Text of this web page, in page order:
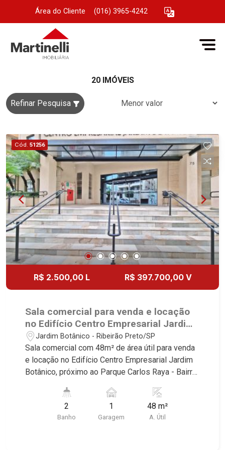
Área do Cliente (016) 3965-4242
20 IMÓVEIS
Refinar Pesquisa
Cód. 51256
R$ 2.500,00 L R$ 397.700,00 V
Sala comercial para venda e locação
no Edifício Centro Empresarial Jardim
Botânico, próximo ao Parque Carlos
Raya - Ribeirão Preto/SP.
Jardim Botânico - Ribeirão Preto/SP
Sala comercial com 48m² de área útil para venda
e locação no Edifício Centro Empresarial Jardim
Botânico, próximo ao Parque Carlos Raya - Bairro
características deste imóvel que a Martinelli
Imobiliária selecionou para você: - 48m² de área
útil - 2 WCs masculino e feminino - Copa - 1 vaga
2
Banho
1
Garagem
48 m²
A. Útil